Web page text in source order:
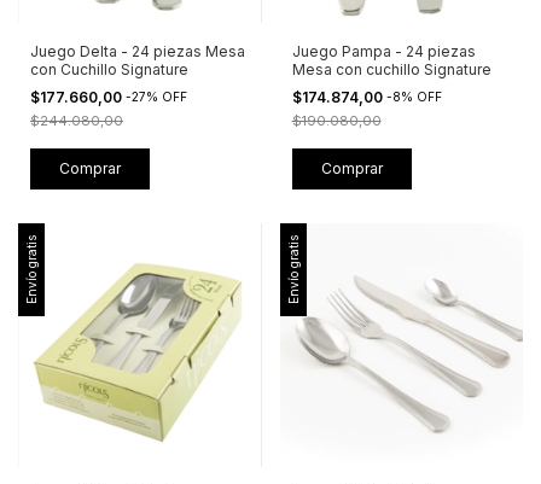
Juego Delta - 24 piezas Mesa
con Cuchillo Signature
$177.660,00 -27% OFF
$244.080,00
Juego Pampa - 24 piezas
Mesa con cuchillo Signature
$174.874,00 -8% OFF
$190.080,00
Envío gratis Envío gratis